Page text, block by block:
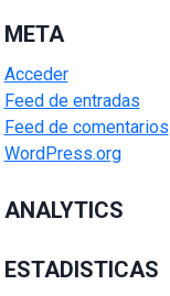
META
Acceder
Feed de entradas
Feed de comentarios
WordPress.org
ANALYTICS
ESTADISTICAS